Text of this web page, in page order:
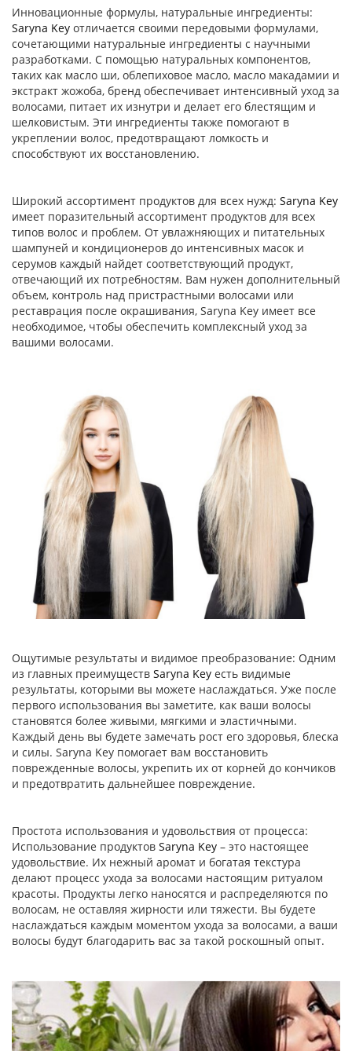
Инновационные формулы, натуральные ингредиенты:
Saryna Key отличается своими передовыми формулами,
сочетающими натуральные ингредиенты с научными
разработками. С помощью натуральных компонентов,
таких как масло ши, облепиховое масло, масло макадамии и
экстракт жожоба, бренд обеспечивает интенсивный уход за
волосами, питает их изнутри и делает его блестящим и
шелковистым. Эти ингредиенты также помогают в
укреплении волос, предотвращают ломкость и
способствуют их восстановлению.
Широкий ассортимент продуктов для всех нужд: Saryna Key
имеет поразительный ассортимент продуктов для всех
типов волос и проблем. От увлажняющих и питательных
шампуней и кондиционеров до интенсивных масок и
серумов каждый найдет соответствующий продукт,
отвечающий их потребностям. Вам нужен дополнительный
объем, контроль над пристрастными волосами или
реставрация после окрашивания, Saryna Key имеет все
необходимое, чтобы обеспечить комплексный уход за
вашими волосами.
Ощутимые результаты и видимое преобразование: Одним
из главных преимуществ Saryna Key есть видимые
результаты, которыми вы можете наслаждаться. Уже после
первого использования вы заметите, как ваши волосы
становятся более живыми, мягкими и эластичными.
Каждый день вы будете замечать рост его здоровья, блеска
и силы. Saryna Key помогает вам восстановить
поврежденные волосы, укрепить их от корней до кончиков
и предотвратить дальнейшее повреждение.
Простота использования и удовольствия от процесса:
Использование продуктов Saryna Key – это настоящее
удовольствие. Их нежный аромат и богатая текстура
делают процесс ухода за волосами настоящим ритуалом
красоты. Продукты легко наносятся и распределяются по
волосам, не оставляя жирности или тяжести. Вы будете
наслаждаться каждым моментом ухода за волосами, а ваши
волосы будут благодарить вас за такой роскошный опыт.